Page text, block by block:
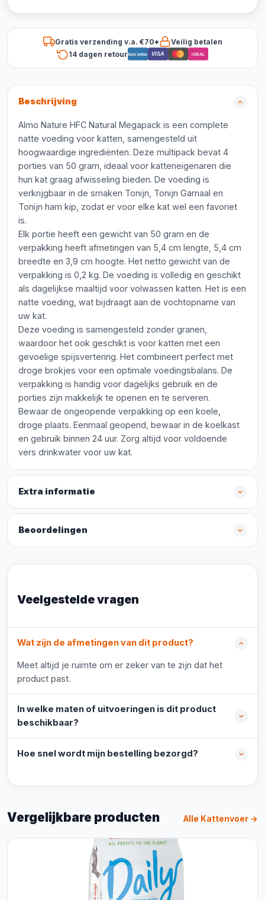
Gratis verzending v.a. €70*
Veilig betalen
14 dagen retourBancontact VISA iDEAL
Beschrijving
Almo Nature HFC Natural Megapack is een complete
natte voeding voor katten, samengesteld uit
hoogwaardige ingrediënten. Deze multipack bevat 4
porties van 50 gram, ideaal voor katteneigenaren die
hun kat graag afwisseling bieden. De voeding is
verkrijgbaar in de smaken Tonijn, Tonijn Garnaal en
Tonijn ham kip, zodat er voor elke kat wel een favoriet
is.
Elk portie heeft een gewicht van 50 gram en de
verpakking heeft afmetingen van 5,4 cm lengte, 5,4 cm
breedte en 3,9 cm hoogte. Het netto gewicht van de
verpakking is 0,2 kg. De voeding is volledig en geschikt
als dagelijkse maaltijd voor volwassen katten. Het is een
natte voeding, wat bijdraagt aan de vochtopname van
uw kat.
Deze voeding is samengesteld zonder granen,
waardoor het ook geschikt is voor katten met een
gevoelige spijsvertering. Het combineert perfect met
droge brokjes voor een optimale voedingsbalans. De
verpakking is handig voor dagelijks gebruik en de
porties zijn makkelijk te openen en te serveren.
Bewaar de ongeopende verpakking op een koele,
droge plaats. Eenmaal geopend, bewaar in de koelkast
en gebruik binnen 24 uur. Zorg altijd voor voldoende
vers drinkwater voor uw kat.
Extra informatie
Beoordelingen
Veelgestelde vragen
Wat zijn de afmetingen van dit product?
Meet altijd je ruimte om er zeker van te zijn dat het
product past.
In welke maten of uitvoeringen is dit product
beschikbaar?
Hoe snel wordt mijn bestelling bezorgd?
Vergelijkbare producten Alle Kattenvoer →